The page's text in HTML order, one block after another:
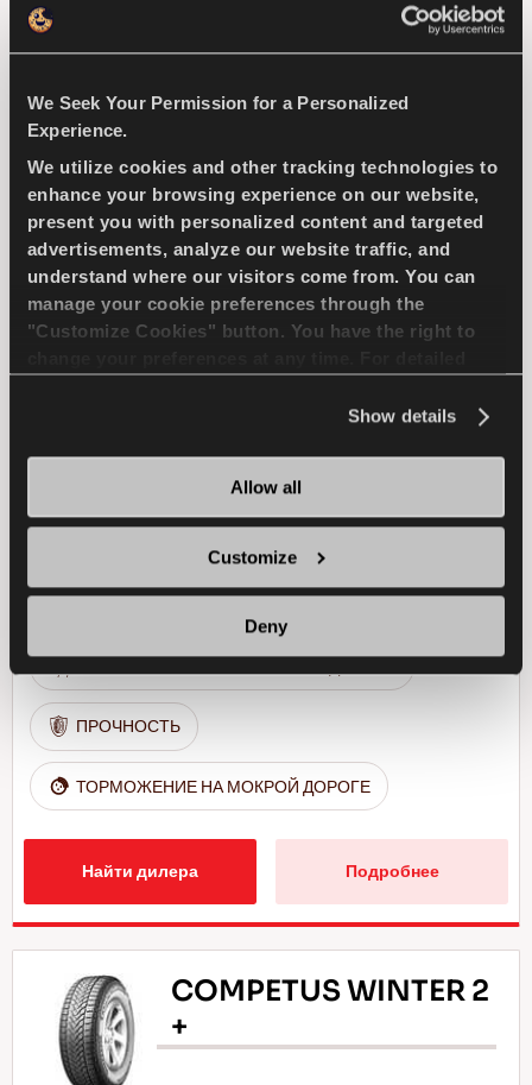
We Seek Your Permission for a Personalized
Experience.
We utilize cookies and other tracking technologies to
enhance your browsing experience on our website,
present you with personalized content and targeted
advertisements, analyze our website traffic, and
understand where our visitors come from. You can
manage your cookie preferences through the
"Customize Cookies" button. You have the right to
Show details
Allow all
Customize
Deny
Найти дилера Подробнее
SNOWAYS 4
Бросьте вызов зиме - комфортная и безопасная
езда на вашем легковом автомобиле
ЗИМА
УПРАВЛЯЕМОСТЬ НА СНЕГУ
ПРОЧНОСТЬ
ТОРМОЖЕНИЕ НА МОКРОЙ ДОРОГЕ
Найти дилера Подробнее
COMPETUS WINTER 2
+